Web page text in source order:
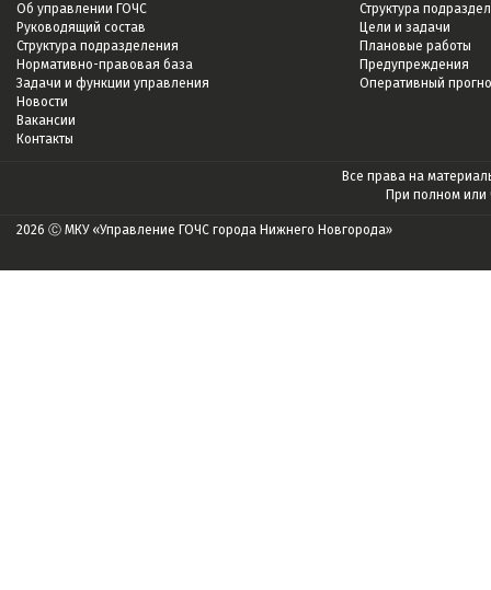
Об управлении ГОЧС
Руководящий состав
Структура подразделения
Нормативно-правовая база
Задачи и функции управления
Новости
Вакансии
Контакты
Структура
Цели и задачи
Плановые работы
Предупреждения
Оперативный
Все права на
При полном или
2026 Ⓒ МКУ «Управление ГОЧС города Нижнего Новгорода»